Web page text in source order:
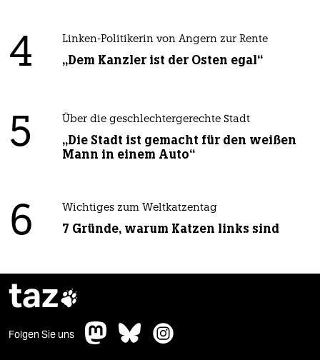
4 Linken-Politikerin von Angern zur Rente
„Dem Kanzler ist der Osten egal“
5 Über die geschlechtergerechte Stadt
„Die Stadt ist gemacht für den weißen
Mann in einem Auto“
6 Wichtiges zum Weltkatzentag
7 Gründe, warum Katzen links sind
taz
Folgen Sie uns